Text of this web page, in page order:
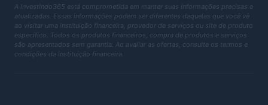
A Investindo365 está comprometida em manter suas informações precisas e
atualizadas. Essas informações podem ser diferentes daquelas que você vê
ao visitar uma instituição financeira, provedor de serviços ou site de produto
específico. Todos os produtos financeiros, compra de produtos e serviços
são apresentados sem garantia. Ao avaliar as ofertas, consulte os termos e
condições da instituição financeira.